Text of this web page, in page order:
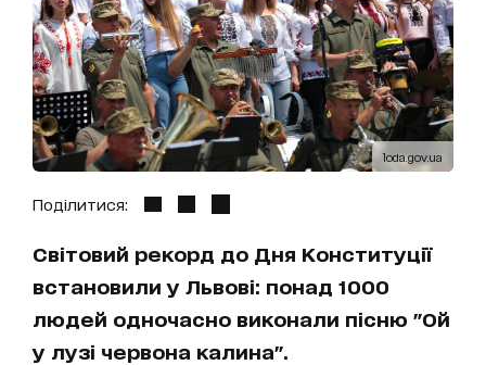
loda.gov.ua
Поділитися:
Світовий рекорд до Дня Конституції
встановили у Львові: понад 1000
людей одночасно виконали пісню "Ой
у лузі червона калина".